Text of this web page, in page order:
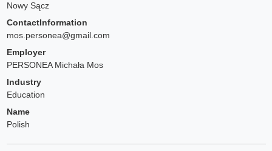
Nowy Sącz
ContactInformation
mos.personea@gmail.com
Employer
PERSONEA Michała Mos
Industry
Education
Name
Polish